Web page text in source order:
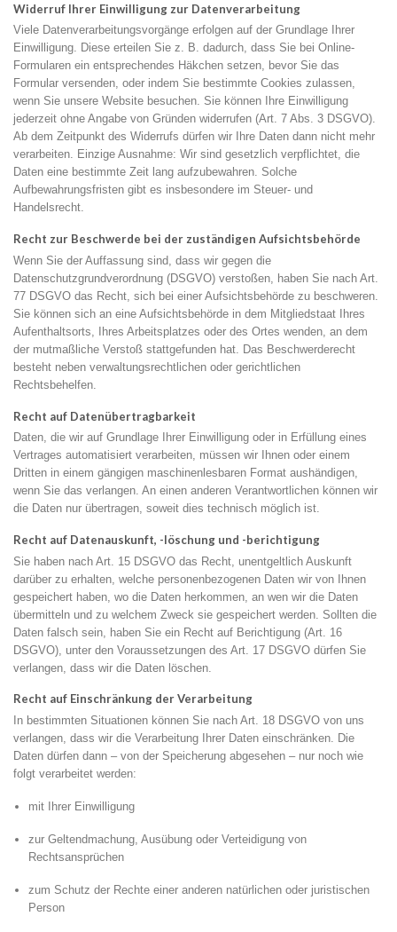
Widerruf Ihrer Einwilligung zur Datenverarbeitung
Viele Datenverarbeitungsvorgänge erfolgen auf der Grundlage Ihrer
Einwilligung. Diese erteilen Sie z. B. dadurch, dass Sie bei Online-
Formularen ein entsprechendes Häkchen setzen, bevor Sie das
Formular versenden, oder indem Sie bestimmte Cookies zulassen,
wenn Sie unsere Website besuchen. Sie können Ihre Einwilligung
jederzeit ohne Angabe von Gründen widerrufen (Art. 7 Abs. 3 DSGVO).
Ab dem Zeitpunkt des Widerrufs dürfen wir Ihre Daten dann nicht mehr
verarbeiten. Einzige Ausnahme: Wir sind gesetzlich verpflichtet, die
Daten eine bestimmte Zeit lang aufzubewahren. Solche
Aufbewahrungsfristen gibt es insbesondere im Steuer- und
Handelsrecht.
Recht zur Beschwerde bei der zuständigen Aufsichtsbehörde
Wenn Sie der Auffassung sind, dass wir gegen die
Datenschutzgrundverordnung (DSGVO) verstoßen, haben Sie nach Art.
77 DSGVO das Recht, sich bei einer Aufsichtsbehörde zu beschweren.
Sie können sich an eine Aufsichtsbehörde in dem Mitgliedstaat Ihres
Aufenthaltsorts, Ihres Arbeitsplatzes oder des Ortes wenden, an dem
der mutmaßliche Verstoß stattgefunden hat. Das Beschwerderecht
besteht neben verwaltungsrechtlichen oder gerichtlichen
Rechtsbehelfen.
Recht auf Datenübertragbarkeit
Daten, die wir auf Grundlage Ihrer Einwilligung oder in Erfüllung eines
Vertrages automatisiert verarbeiten, müssen wir Ihnen oder einem
Dritten in einem gängigen maschinenlesbaren Format aushändigen,
wenn Sie das verlangen. An einen anderen Verantwortlichen können wir
die Daten nur übertragen, soweit dies technisch möglich ist.
Recht auf Datenauskunft, -löschung und -berichtigung
Sie haben nach Art. 15 DSGVO das Recht, unentgeltlich Auskunft
darüber zu erhalten, welche personenbezogenen Daten wir von Ihnen
gespeichert haben, wo die Daten herkommen, an wen wir die Daten
übermitteln und zu welchem Zweck sie gespeichert werden. Sollten die
Daten falsch sein, haben Sie ein Recht auf Berichtigung (Art. 16
DSGVO), unter den Voraussetzungen des Art. 17 DSGVO dürfen Sie
verlangen, dass wir die Daten löschen.
Recht auf Einschränkung der Verarbeitung
In bestimmten Situationen können Sie nach Art. 18 DSGVO von uns
verlangen, dass wir die Verarbeitung Ihrer Daten einschränken. Die
Daten dürfen dann – von der Speicherung abgesehen – nur noch wie
folgt verarbeitet werden:
mit Ihrer Einwilligung
zur Geltendmachung, Ausübung oder Verteidigung von
Rechtsansprüchen
zum Schutz der Rechte einer anderen natürlichen oder juristischen
Person